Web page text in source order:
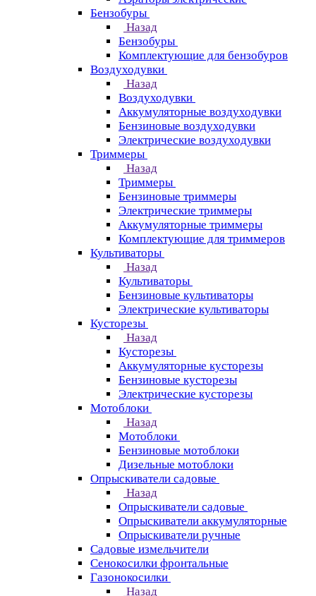
Бензобуры
Назад
Бензобуры
Комплектующие для бензобуров
Воздуходувки
Назад
Воздуходувки
Аккумуляторные воздуходувки
Бензиновые воздуходувки
Электрические воздуходувки
Триммеры
Назад
Триммеры
Бензиновые триммеры
Электрические триммеры
Аккумуляторные триммеры
Комплектующие для триммеров
Культиваторы
Назад
Культиваторы
Бензиновые культиваторы
Электрические культиваторы
Кусторезы
Назад
Кусторезы
Аккумуляторные кусторезы
Бензиновые кусторезы
Электрические кусторезы
Мотоблоки
Назад
Мотоблоки
Бензиновые мотоблоки
Дизельные мотоблоки
Опрыскиватели садовые
Назад
Опрыскиватели садовые
Опрыскиватели аккумуляторные
Опрыскиватели ручные
Садовые измельчители
Сенокосилки фронтальные
Газонокосилки
Назад